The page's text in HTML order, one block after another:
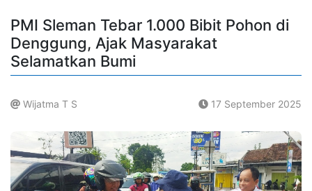
PMI Sleman Tebar 1.000 Bibit Pohon di
Denggung, Ajak Masyarakat
Selamatkan Bumi
Wijatma T S 17 September 2025